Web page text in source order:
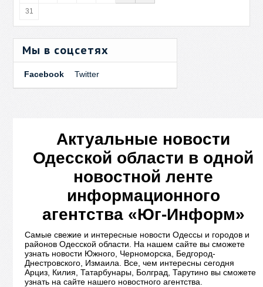
31
Мы в соцсетях
Facebook Twitter
Актуальные новости
Одесской области в одной
новостной ленте
информационного
агентства «Юг-Информ»
Самые свежие и интересные новости Одессы и городов и
районов Одесской области. На нашем сайте вы сможете
узнать новости Южного, Черноморска, Бедгород-
Днестровского, Измаила. Все, чем интересны сегодня
Арциз, Килия, Татарбунары, Болград, Тарутино вы сможете
узнать на сайте нашего новостного агентства.